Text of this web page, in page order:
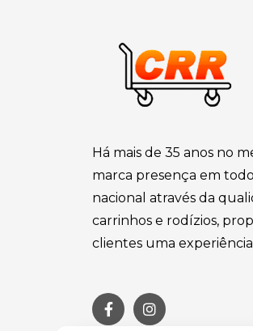
Há mais de 35 anos no
marca presença em
nacional através da
carrinhos e rodízios,
clientes uma